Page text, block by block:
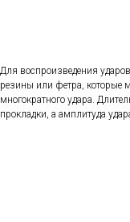
Для воспроизведения
резины или фетра, которые
многократного удара.
прокладки, а амплитуда